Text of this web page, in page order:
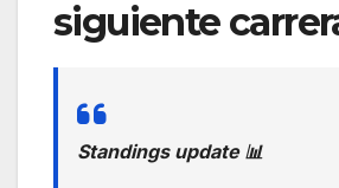
siguiente
Standings update 📊